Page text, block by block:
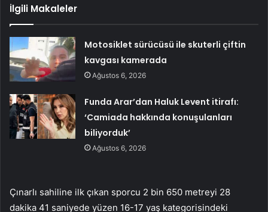
İlgili Makaleler
Motosiklet sürücüsü ile skuterli çiftin
kavgası kamerada
Ağustos 6, 2026
Funda Arar’dan Haluk Levent itirafı:
‘Camiada hakkında konuşulanları
biliyorduk’
Ağustos 6, 2026
Çınarlı sahiline ilk çıkan sporcu 2 bin 650 metreyi 28
dakika 41 saniyede yüzen 16-17 yaş kategorisindeki